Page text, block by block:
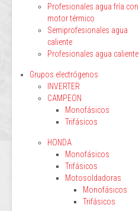
Profesionales agua fría con
motor térmico
Semiprofesionales agua
caliente
Profesionales agua caliente
Grupos electrógenos
INVERTER
CAMPEON
Monofásicos
Trifásicos
HONDA
Monofásicos
Trifásicos
Motosoldadoras
Monofásicos
Trifásicos